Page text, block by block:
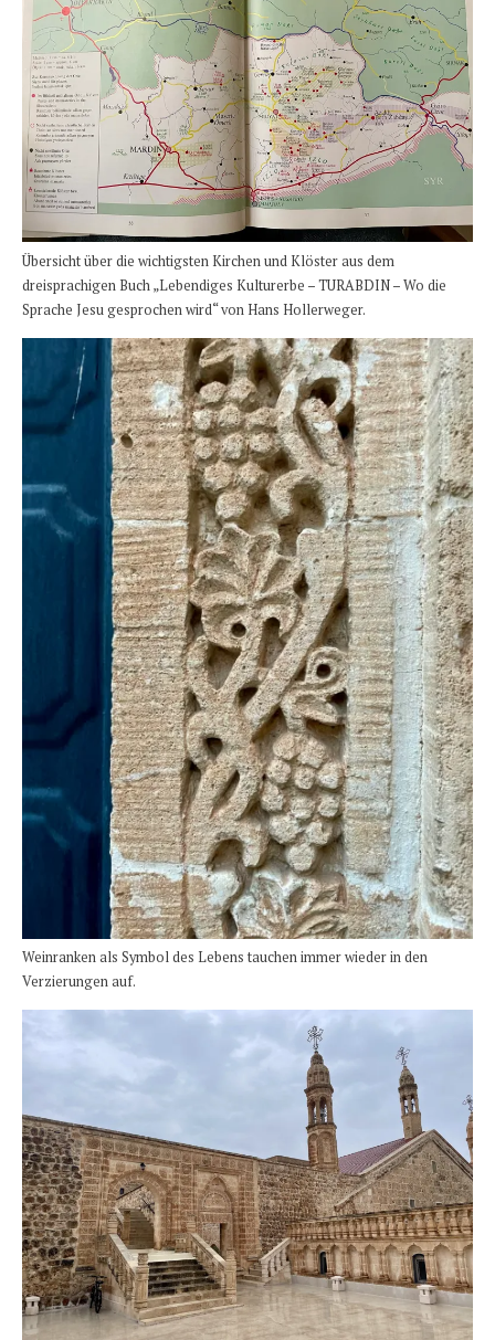
Übersicht über die wichtigsten Kirchen und Klöster aus dem
dreisprachigen Buch „Lebendiges Kulturerbe – TURABDIN – Wo die
Sprache Jesu gesprochen wird“ von Hans Hollerweger.
Weinranken als Symbol des Lebens tauchen immer wieder in den
Verzierungen auf.